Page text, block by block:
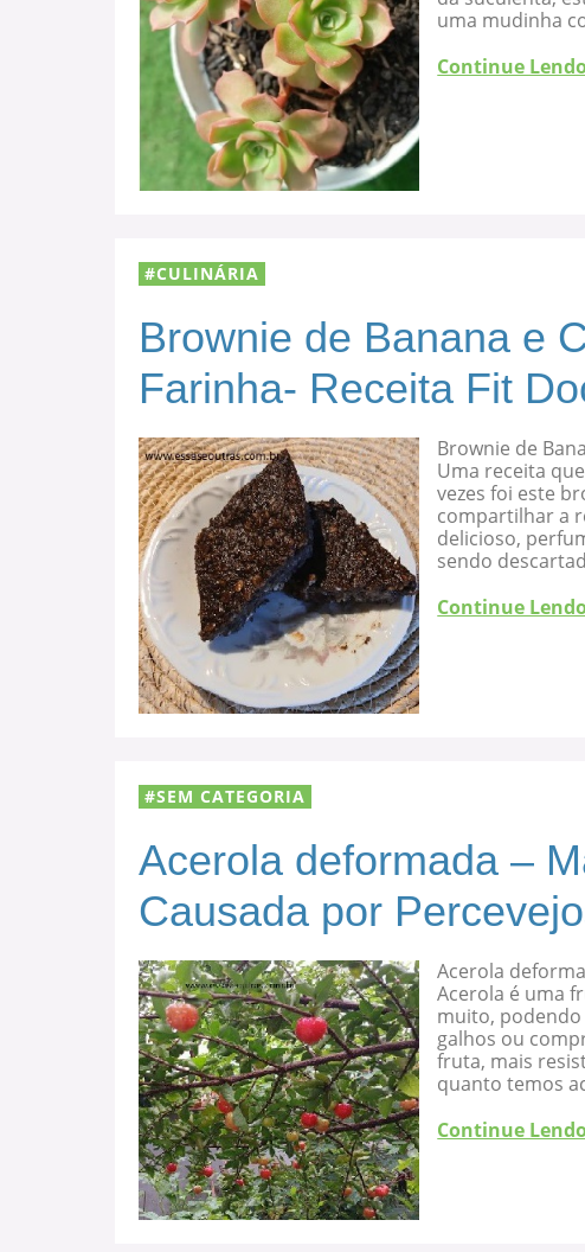
uma mudinha
Continue
CULINÁRIA
Brownie de Banana e
Farinha- Receita Fit
Brownie de
Uma receita
vezes foi este
compartilhar a
delicioso,
sendo
Continue
SEM CATEGORIA
Acerola deformada –
Causada por
Acerola
Acerola é uma
muito,
galhos ou
fruta, mais
quanto temos
Continue